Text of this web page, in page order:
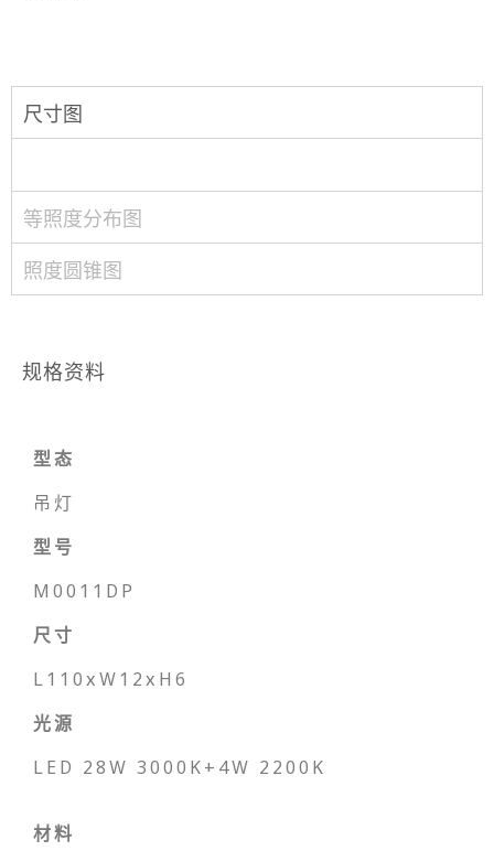
尺寸图
等照度分布图
照度圆锥图
规格资料
型态
吊灯
型号
M0011DP
尺寸
L110xW12xH6
光源
LED 28W 3000K+4W 2200K
材料